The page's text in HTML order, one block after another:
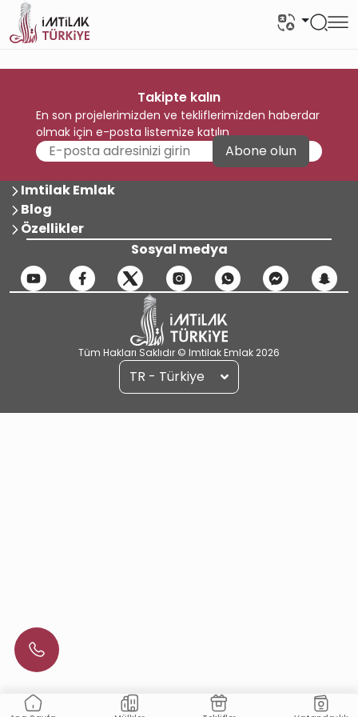
Takipte kalın
En son projelerimizden ve tekliflerimizden haberdar
olmak için e-posta listemize katılın
Abone olun
Imtilak Emlak
Blog
Özellikler
Sosyal medya
Tüm Hakları Saklıdır © Imtilak Emlak 2026
TR - Türkiye